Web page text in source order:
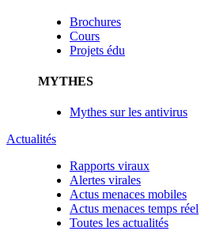
Brochures
Cours
Projets édu
MYTHES
Mythes sur les antivirus
Actualités
Rapports viraux
Alertes virales
Actus menaces mobiles
Actus menaces temps réel
Toutes les actualités